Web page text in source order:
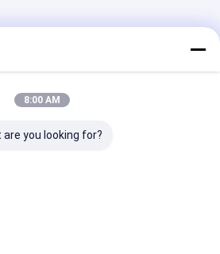
8:00 AM
you looking for?